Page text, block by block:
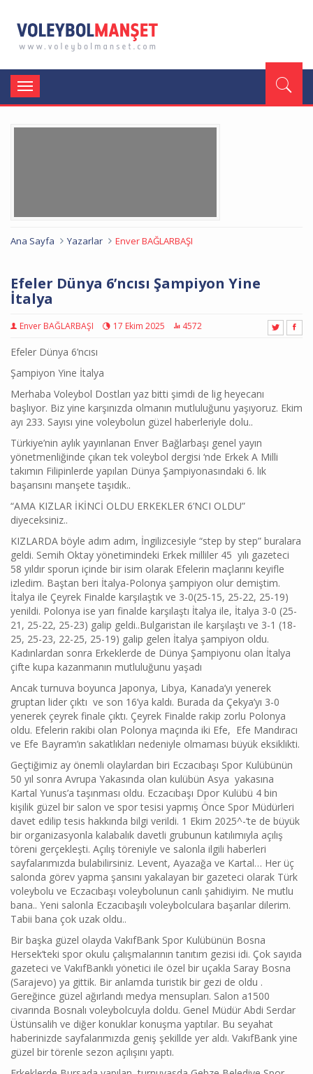
Toggle
navigation
Ana Sayfa Yazarlar Enver BAĞLARBAŞI
Efeler Dünya 6’ncısı Şampiyon Yine
İtalya
Enver BAĞLARBAŞI 17 Ekim 2025 4572
Efeler Dünya 6’ncısı
Şampiyon Yine İtalya
Merhaba Voleybol Dostları yaz bitti şimdi de lig heyecanı
başlıyor. Biz yine karşınızda olmanın mutluluğunu yaşıyoruz. Ekim
ayı 233. Sayısı yine voleybolun güzel haberleriyle dolu..
Türkiye’nin aylık yayınlanan Enver Bağlarbaşı genel yayın
yönetmenliğinde çıkan tek voleybol dergisi ‘nde Erkek A Milli
takımın Filipinlerde yapılan Dünya Şampiyonasındaki 6. lık
başarısını manşete taşıdık..
“AMA KIZLAR İKİNCİ OLDU ERKEKLER 6’NCI OLDU”
diyeceksiniz..
KIZLARDA böyle adım adım, İngilizcesiyle “step by step” buralara
geldi. Semih Oktay yönetimindeki Erkek milliler 45 yılı gazeteci
58 yıldır sporun içinde bir isim olarak Efelerin maçlarını keyifle
izledim. Baştan beri İtalya-Polonya şampiyon olur demiştim.
İtalya ile Çeyrek Finalde karşılaştık ve 3-0(25-15, 25-22, 25-19)
yenildi. Polonya ise yarı finalde karşılaştı İtalya ile, İtalya 3-0 (25-
21, 25-22, 25-23) galip geldi..Bulgaristan ile karşılaştı ve 3-1 (18-
25, 25-23, 22-25, 25-19) galip gelen İtalya şampiyon oldu.
Kadınlardan sonra Erkeklerde de Dünya Şampiyonu olan İtalya
çifte kupa kazanmanın mutluluğunu yaşadı
Ancak turnuva boyunca Japonya, Libya, Kanada’yı yenerek
gruptan lider çıktı ve son 16’ya kaldı. Burada da Çekya’yı 3-0
yenerek çeyrek finale çıktı. Çeyrek Finalde rakip zorlu Polonya
oldu. Efelerin rakibi olan Polonya maçında iki Efe, Efe Mandıracı
ve Efe Bayram’ın sakatlıkları nedeniyle olmaması büyük eksiklikti.
Geçtiğimiz ay önemli olaylardan biri Eczacıbaşı Spor Kulübünün
50 yıl sonra Avrupa Yakasında olan kulübün Asya yakasına
Kartal Yunus’a taşınması oldu. Eczacıbaşı Dpor Kulübü 4 bin
kişilik güzel bir salon ve spor tesisi yapmış Önce Spor Müdürleri
davet edilip tesis hakkında bilgi verildi. 1 Ekim 2025^-‘te de büyük
bir organizasyonla kalabalık davetli grubunun katılımıyla açılış
töreni gerçekleşti. Açılış töreniyle ve salonla ilgili haberleri
sayfalarımızda bulabilirsiniz. Levent, Ayazağa ve Kartal… Her üç
salonda görev yapma şansını yakalayan bir gazeteci olarak Türk
voleybolu ve Eczacıbaşı voleybolunun canlı şahidiyim. Ne mutlu
bana.. Yeni salonla Eczacıbaşılı voleybolculara başarılar dilerim.
Tabii bana çok uzak oldu..
Bir başka güzel olayda VakıfBank Spor Kulübünün Bosna
Hersek’teki spor okulu çalışmalarının tanıtım gezisi idi. Çok sayıda
gazeteci ve VakıfBanklı yönetici ile özel bir uçakla Saray Bosna
(Sarajevo) ya gittik. Bir anlamda turistik bir gezi de oldu .
Gereğince güzel ağırlandı medya mensupları. Salon a1500
civarında Bosnalı voleybolcuyla doldu. Genel Müdür Abdi Serdar
Üstünsalih ve diğer konuklar konuşma yaptılar. Bu seyahat
haberinizde sayfalarımızda geniş şekillde yer aldı. VakıfBank yine
güzel bir törenle sezon açılışını yaptı.